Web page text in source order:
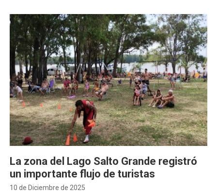
10 de Diciembre de 2025
La zona del Lago Salto Grande registró
un importante flujo de turistas